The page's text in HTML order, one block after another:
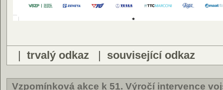
| trvalý odkaz | související odkaz
Vzpomínková akce k 51. Výročí intervence